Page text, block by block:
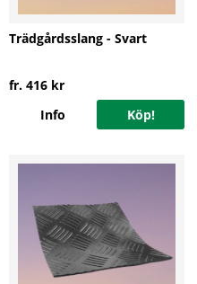
Trädgårdsslang - Svart
fr. 416 kr
Köp!
Info